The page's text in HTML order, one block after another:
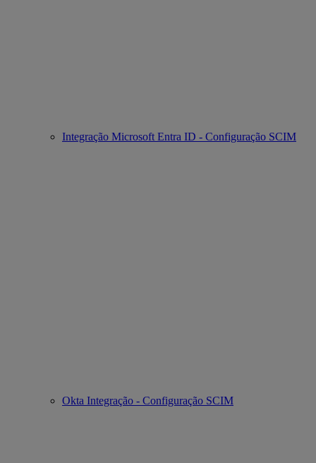
Integração Microsoft Entra ID - Configuração SCIM
Okta Integração - Configuração SCIM